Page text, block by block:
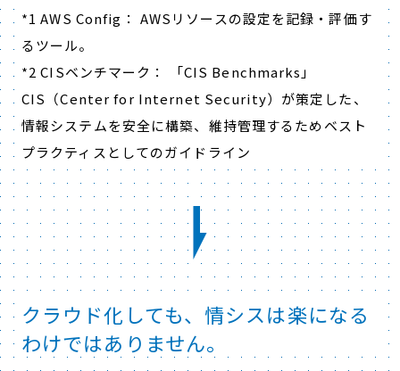
*1 AWS Config： AWSリソースの設定を記録・評価す
るツール。
*2 CISベンチマーク： 「CIS Benchmarks」
CIS（Center for Internet Security）が策定した、
情報システムを安全に構築、維持管理するためベスト
プラクティスとしてのガイドライン
クラウド化しても、情シスは楽になる
わけではありません。